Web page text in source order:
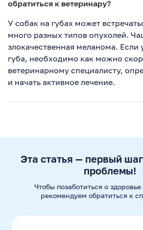
обратиться к ветеринару?
У собак на губах может
много разных типов опухолей.
злокачественная меланома. Если
губа, необходимо как можно
ветеринарному специалисту,
и начать активное лечение.
Эта статья — первый
проблемы!
Чтобы позаботиться о
рекомендуем обратиться к